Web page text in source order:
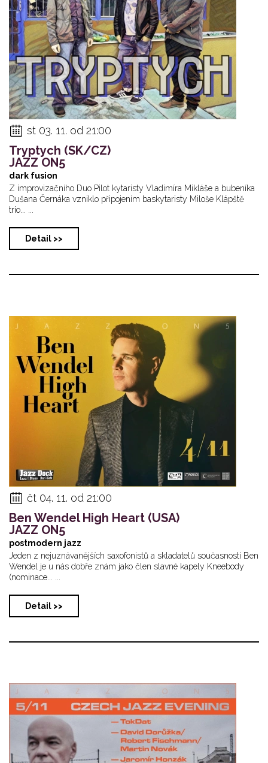
st 03. 11. od 21:00
Tryptych (SK/CZ)
JAZZ ON5
dark fusion
Z improvizačního Duo Pilot kytaristy Vladimíra Mikláše a bubeníka
Dušana Černáka vzniklo připojením baskytaristy Miloše Klápště
trio... ...
Detail >>
čt 04. 11. od 21:00
Ben Wendel High Heart (USA)
JAZZ ON5
postmodern jazz
Jeden z nejuznávanějších saxofonistů a skladatelů současnosti Ben
Wendel je u nás dobře znám jako člen slavné kapely Kneebody
(nominace... ...
Detail >>